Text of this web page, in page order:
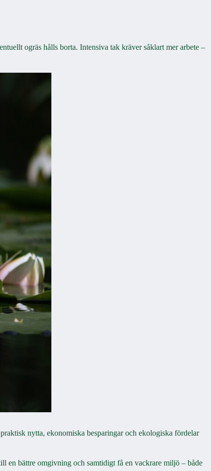
ogräs hålls borta. Intensiva tak kräver såklart mer arbete –
nytta, ekonomiska besparingar och ekologiska fördelar
en bättre omgivning och samtidigt få en vackrare miljö – både